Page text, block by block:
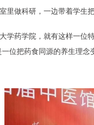
里做科研，一边带着学生
学药学院，就有这样一位
一位把药食同源的养生理